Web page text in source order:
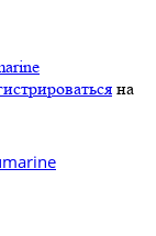
на